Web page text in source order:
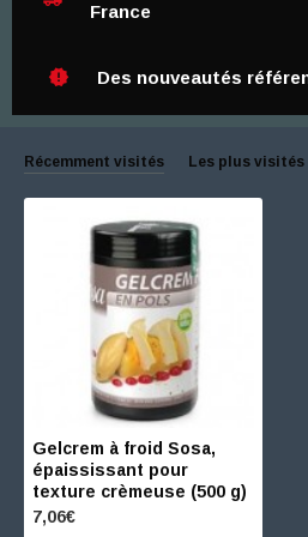
France
Des nouveautés
Récemment visités Les plus visités
Gelcrem à froid Sosa,
épaississant pour
texture crèmeuse (500 g)
7,06€